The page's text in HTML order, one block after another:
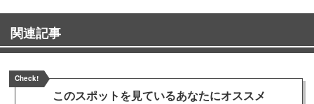
関連記事
Check!
このスポットを見ているあなたにオススメ